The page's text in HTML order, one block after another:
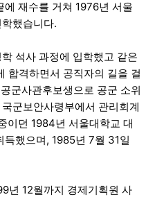
재수를 거쳐 1976년 서울
했습니다.
석사 과정에 입학했고 같은
합격하면서 공직자의 길을 걸
군사관후보생으로 공군 소위
군보안사령부에서 관리회계
이던 1984년 서울대학교 대
했으며, 1985년 7월 31일
년 12월까지 경제기획원 사